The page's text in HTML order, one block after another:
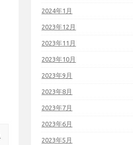
2024年1月
2023年12月
2023年11月
2023年10月
2023年9月
2023年8月
2023年7月
2023年6月
2023年5月